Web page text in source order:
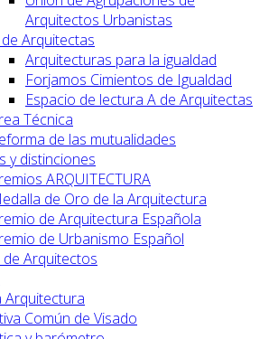
Arquitectos Urbanistas
Arquitectas
Arquitecturas para la igualdad
Forjamos Cimientos de Igualdad
Espacio de lectura A de Arquitectas
Técnica
de las mutualidades
y distinciones
ARQUITECTURA
de Oro de la Arquitectura
de Arquitectura Española
de Urbanismo Español
de Arquitectos
Arquitectura
Común de Visado